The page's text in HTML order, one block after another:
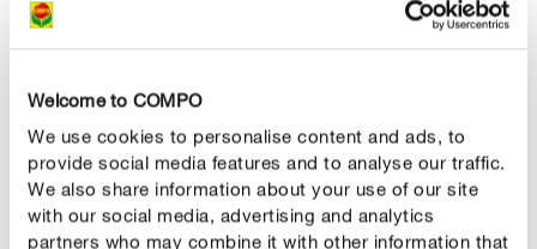
Welcome to COMPO
We use cookies to personalise content and ads, to
provide social media features and to analyse our traffic.
We also share information about your use of our site
with our social media, advertising and analytics
partners who may combine it with other information that
Optymalne składniki odżywcze